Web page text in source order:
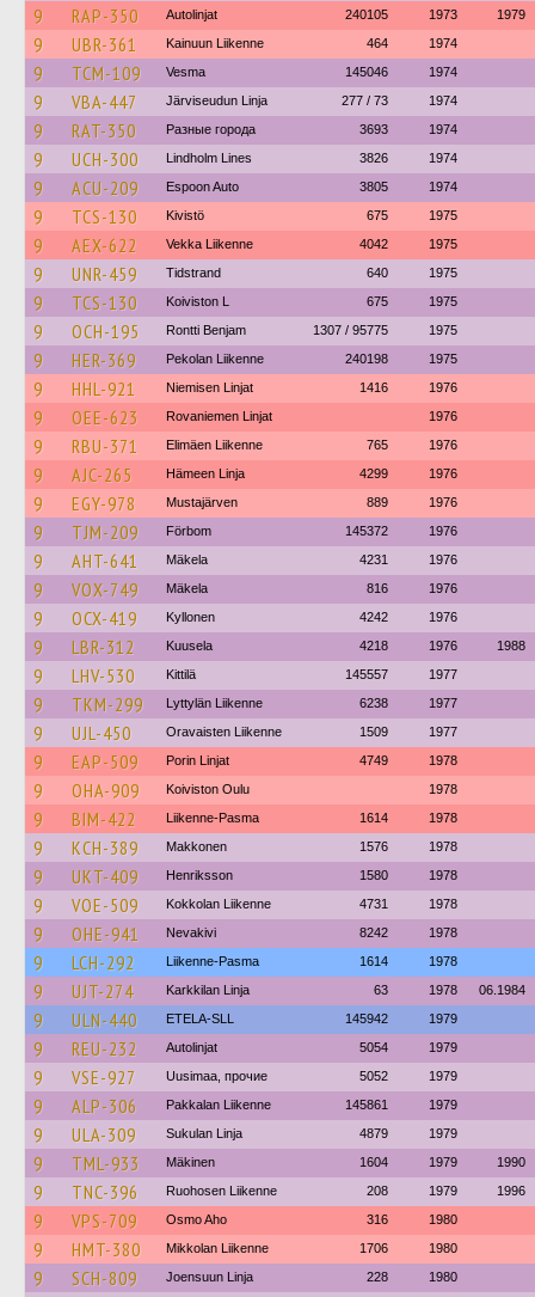
9 RAP-350 Autolinjat 240105 1973 1979
9 UBR-361 Kainuun Liikenne 464 1974
9 TCM-109 Vesma 145046 1974
9 VBA-447 Järviseudun Linja 277 / 73 1974
9 RAT-350 Разные города 3693 1974
9 UCH-300 Lindholm Lines 3826 1974
9 ACU-209 Espoon Auto 3805 1974
9 TCS-130 Kivistö 675 1975
9 AEX-622 Vekka Liikenne 4042 1975
9 UNR-459 Tidstrand 640 1975
9 TCS-130 Koiviston L 675 1975
9 OCH-195 Rontti Benjam 1307 / 95775 1975
9 HER-369 Pekolan Liikenne 240198 1975
9 HHL-921 Niemisen Linjat 1416 1976
9 OEE-623 Rovaniemen Linjat 1976
9 RBU-371 Elimäen Liikenne 765 1976
9 AJC-265 Hämeen Linja 4299 1976
9 EGY-978 Mustajärven 889 1976
9 TJM-209 Förbom 145372 1976
9 AHT-641 Mäkela 4231 1976
9 VOX-749 Mäkela 816 1976
9 OCX-419 Kyllonen 4242 1976
9 LBR-312 Kuusela 4218 1976 1988
9 LHV-530 Kittilä 145557 1977
9 TKM-299 Lyttylän Liikenne 6238 1977
9 UJL-450 Oravaisten Liikenne 1509 1977
9 EAP-509 Porin Linjat 4749 1978
9 OHA-909 Koiviston Oulu 1978
9 BIM-422 Liikenne-Pasma 1614 1978
9 KCH-389 Makkonen 1576 1978
9 UKT-409 Henriksson 1580 1978
9 VOE-509 Kokkolan Liikenne 4731 1978
9 OHE-941 Nevakivi 8242 1978
9 LCH-292 Liikenne-Pasma 1614 1978
9 UJT-274 Karkkilan Linja 63 1978 06.1984
9 ULN-440 ETELA-SLL 145942 1979
9 REU-232 Autolinjat 5054 1979
9 VSE-927 Uusimaa, прочие 5052 1979
9 ALP-306 Pakkalan Liikenne 145861 1979
9 ULA-309 Sukulan Linja 4879 1979
9 TML-933 Mäkinen 1604 1979 1990
9 TNC-396 Ruohosen Liikenne 208 1979 1996
9 VPS-709 Osmo Aho 316 1980
9 HMT-380 Mikkolan Liikenne 1706 1980
9 SCH-809 Joensuun Linja 228 1980